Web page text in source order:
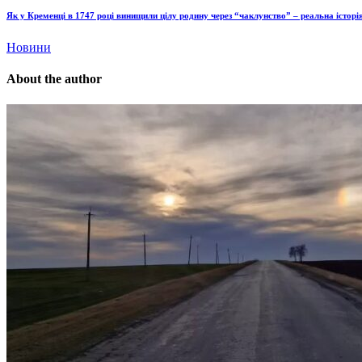
Як у Кременці в 1747 році винищили цілу родину через “чаклунство” – реальна
Новини
About the author